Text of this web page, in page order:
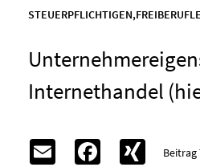
STEUERPFLICHTIGEN,
Internethandel
Beitrag
Email Facebook XING